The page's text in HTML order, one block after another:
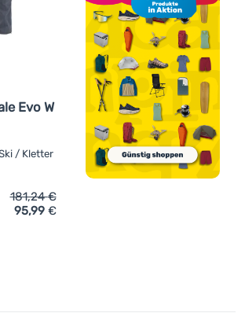
Evo W
/ Kletter
'Damen-Skihose Karpos Cevedale Evo W
181,24€
95,99 €